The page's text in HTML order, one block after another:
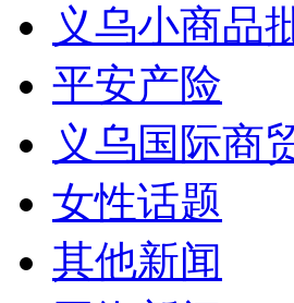
义乌小商品
平安产险
义乌国际商
女性话题
其他新闻